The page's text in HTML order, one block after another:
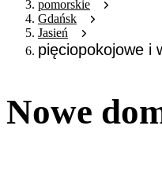
pomorskie
Gdańsk
Jasień
pięciopokojowe i
Nowe